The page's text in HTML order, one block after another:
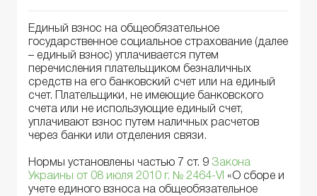
Единый взнос на общеобязательное
государственное социальное страхование (далее
– единый взнос) уплачивается путем
перечисления плательщиком безналичных
средств на его банковский счет или на единый
счет. Плательщики, не имеющие банковского
счета или не использующие единый счет,
уплачивают взнос путем наличных расчетов
через банки или отделения связи.
Нормы установлены частью 7 ст. 9 Закона
Украины от 08 июля 2010 г. № 2464-VI «О сборе и
учете единого взноса на общеобязательное